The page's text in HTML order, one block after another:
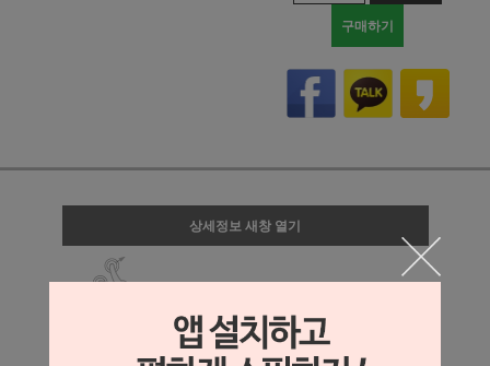
구매하기
상세정보 새창 열기